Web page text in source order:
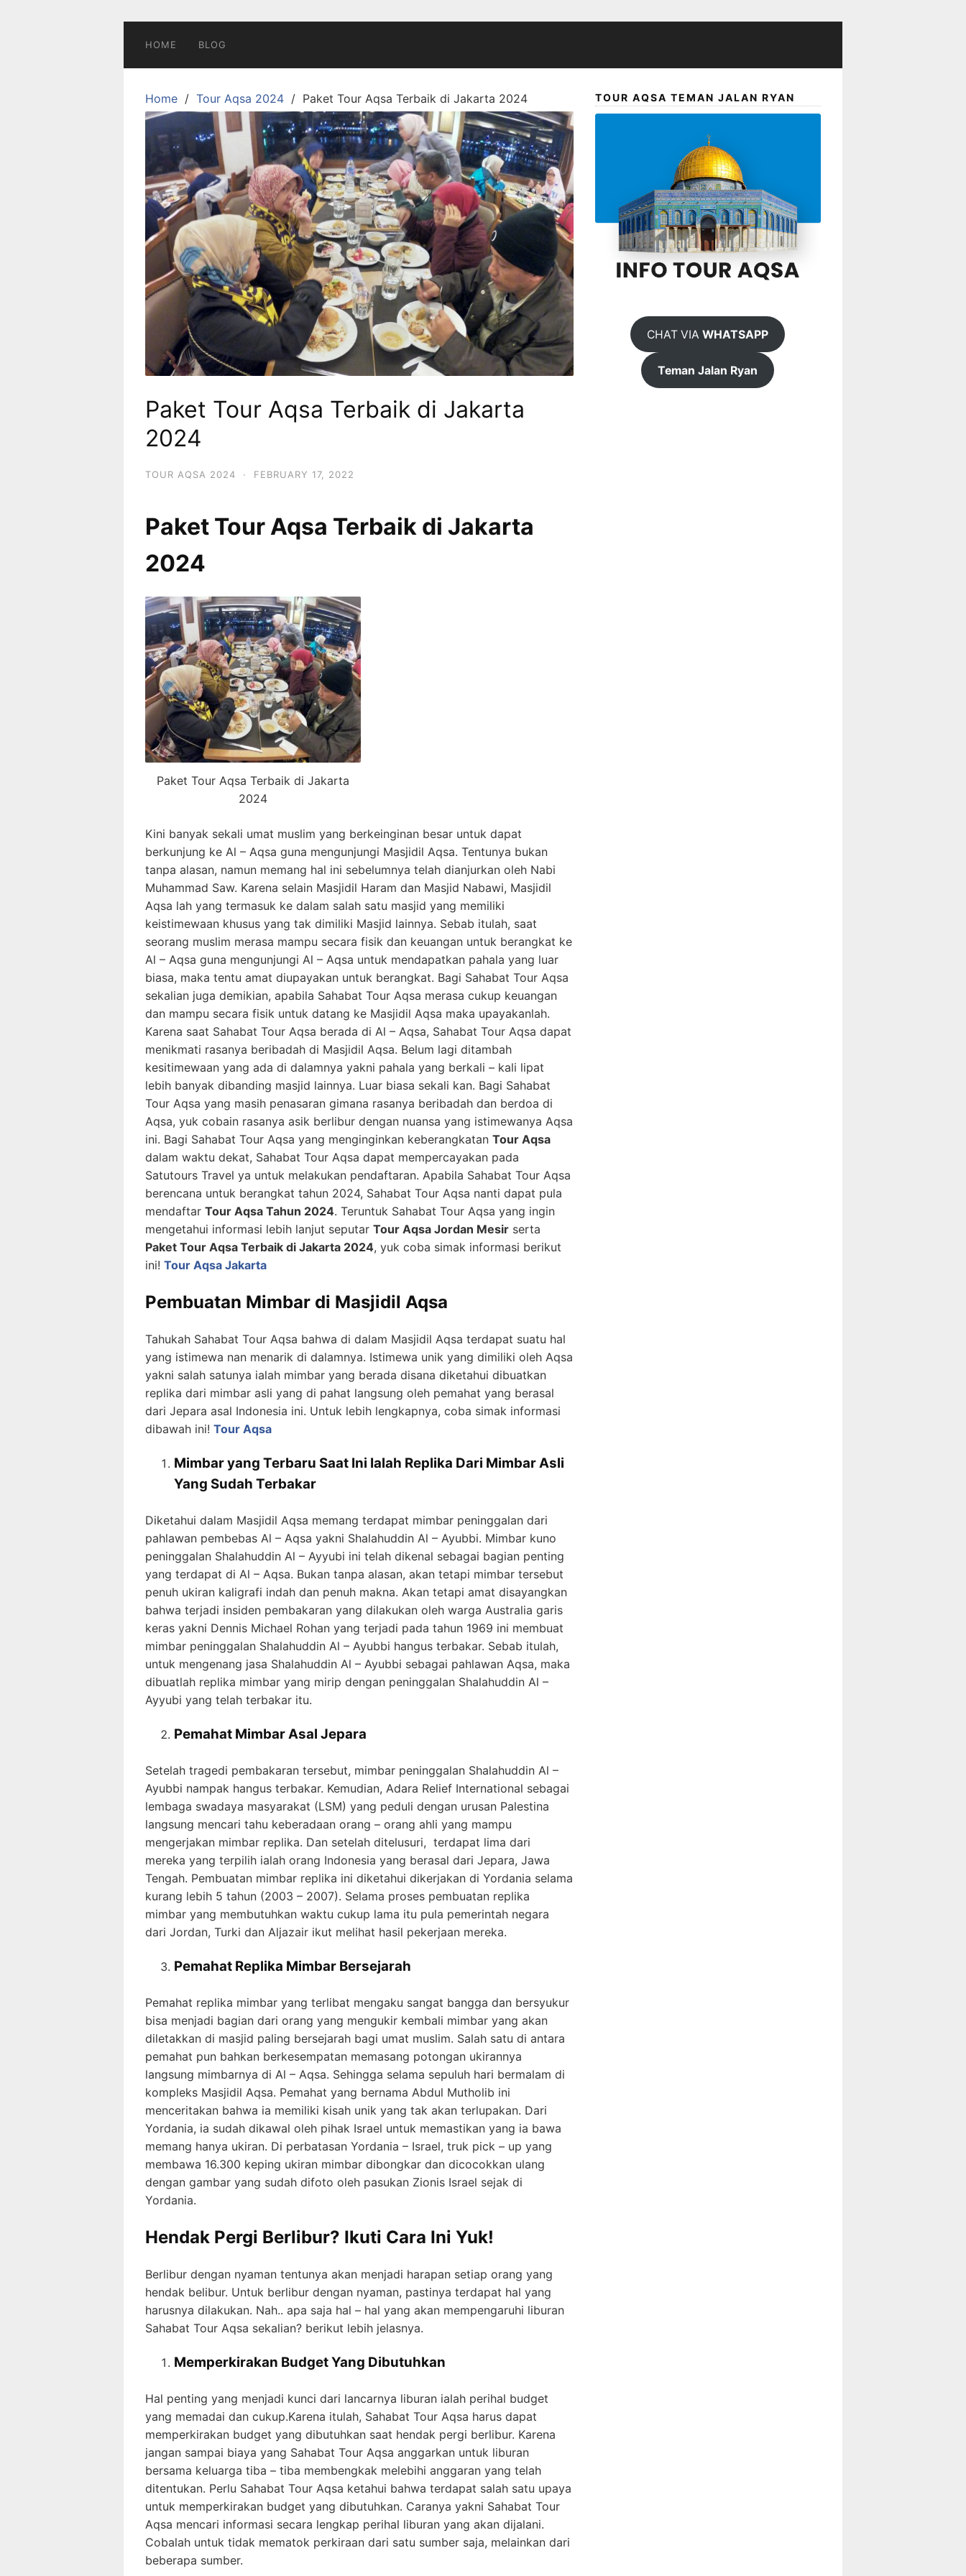
HOME BLOG
Home Tour Aqsa 2024 Paket Tour Aqsa Terbaik di Jakarta 2024
Paket Tour Aqsa Terbaik di Jakarta
2024
TOUR AQSA 2024 · FEBRUARY 17, 2022
Paket Tour Aqsa Terbaik di Jakarta
2024
Paket Tour Aqsa Terbaik di Jakarta
2024
Kini banyak sekali umat muslim yang berkeinginan besar untuk dapat
berkunjung ke Al – Aqsa guna mengunjungi Masjidil Aqsa. Tentunya bukan
tanpa alasan, namun memang hal ini sebelumnya telah dianjurkan oleh Nabi
Muhammad Saw. Karena selain Masjidil Haram dan Masjid Nabawi, Masjidil
Aqsa lah yang termasuk ke dalam salah satu masjid yang memiliki
keistimewaan khusus yang tak dimiliki Masjid lainnya. Sebab itulah, saat
seorang muslim merasa mampu secara fisik dan keuangan untuk berangkat ke
Al – Aqsa guna mengunjungi Al – Aqsa untuk mendapatkan pahala yang luar
biasa, maka tentu amat diupayakan untuk berangkat. Bagi Sahabat Tour Aqsa
sekalian juga demikian, apabila Sahabat Tour Aqsa merasa cukup keuangan
dan mampu secara fisik untuk datang ke Masjidil Aqsa maka upayakanlah.
Karena saat Sahabat Tour Aqsa berada di Al – Aqsa, Sahabat Tour Aqsa dapat
menikmati rasanya beribadah di Masjidil Aqsa. Belum lagi ditambah
kesitimewaan yang ada di dalamnya yakni pahala yang berkali – kali lipat
lebih banyak dibanding masjid lainnya. Luar biasa sekali kan. Bagi Sahabat
Tour Aqsa yang masih penasaran gimana rasanya beribadah dan berdoa di
Aqsa, yuk cobain rasanya asik berlibur dengan nuansa yang istimewanya Aqsa
ini. Bagi Sahabat Tour Aqsa yang menginginkan keberangkatan Tour Aqsa
dalam waktu dekat, Sahabat Tour Aqsa dapat mempercayakan pada
Satutours Travel ya untuk melakukan pendaftaran. Apabila Sahabat Tour Aqsa
berencana untuk berangkat tahun 2024, Sahabat Tour Aqsa nanti dapat pula
mendaftar Tour Aqsa Tahun 2024. Teruntuk Sahabat Tour Aqsa yang ingin
mengetahui informasi lebih lanjut seputar Tour Aqsa Jordan Mesir serta
Paket Tour Aqsa Terbaik di Jakarta 2024, yuk coba simak informasi berikut
ini! Tour Aqsa Jakarta
Pembuatan Mimbar di Masjidil Aqsa
Tahukah Sahabat Tour Aqsa bahwa di dalam Masjidil Aqsa terdapat suatu hal
yang istimewa nan menarik di dalamnya. Istimewa unik yang dimiliki oleh Aqsa
yakni salah satunya ialah mimbar yang berada disana diketahui dibuatkan
replika dari mimbar asli yang di pahat langsung oleh pemahat yang berasal
dari Jepara asal Indonesia ini. Untuk lebih lengkapnya, coba simak informasi
dibawah ini! Tour Aqsa
Mimbar yang Terbaru Saat Ini Ialah Replika Dari Mimbar Asli
Yang Sudah Terbakar
Diketahui dalam Masjidil Aqsa memang terdapat mimbar peninggalan dari
pahlawan pembebas Al – Aqsa yakni Shalahuddin Al – Ayubbi. Mimbar kuno
peninggalan Shalahuddin Al – Ayyubi ini telah dikenal sebagai bagian penting
yang terdapat di Al – Aqsa. Bukan tanpa alasan, akan tetapi mimbar tersebut
penuh ukiran kaligrafi indah dan penuh makna. Akan tetapi amat disayangkan
bahwa terjadi insiden pembakaran yang dilakukan oleh warga Australia garis
keras yakni Dennis Michael Rohan yang terjadi pada tahun 1969 ini membuat
mimbar peninggalan Shalahuddin Al – Ayubbi hangus terbakar. Sebab itulah,
untuk mengenang jasa Shalahuddin Al – Ayubbi sebagai pahlawan Aqsa, maka
dibuatlah replika mimbar yang mirip dengan peninggalan Shalahuddin Al –
Ayyubi yang telah terbakar itu.
Pemahat Mimbar Asal Jepara
Setelah tragedi pembakaran tersebut, mimbar peninggalan Shalahuddin Al –
Ayubbi nampak hangus terbakar. Kemudian, Adara Relief International sebagai
lembaga swadaya masyarakat (LSM) yang peduli dengan urusan Palestina
langsung mencari tahu keberadaan orang – orang ahli yang mampu
mengerjakan mimbar replika. Dan setelah ditelusuri, terdapat lima dari
mereka yang terpilih ialah orang Indonesia yang berasal dari Jepara, Jawa
Tengah. Pembuatan mimbar replika ini diketahui dikerjakan di Yordania selama
kurang lebih 5 tahun (2003 – 2007). Selama proses pembuatan replika
mimbar yang membutuhkan waktu cukup lama itu pula pemerintah negara
dari Jordan, Turki dan Aljazair ikut melihat hasil pekerjaan mereka.
Pemahat Replika Mimbar Bersejarah
Pemahat replika mimbar yang terlibat mengaku sangat bangga dan bersyukur
bisa menjadi bagian dari orang yang mengukir kembali mimbar yang akan
diletakkan di masjid paling bersejarah bagi umat muslim. Salah satu di antara
pemahat pun bahkan berkesempatan memasang potongan ukirannya
langsung mimbarnya di Al – Aqsa. Sehingga selama sepuluh hari bermalam di
kompleks Masjidil Aqsa. Pemahat yang bernama Abdul Mutholib ini
menceritakan bahwa ia memiliki kisah unik yang tak akan terlupakan. Dari
Yordania, ia sudah dikawal oleh pihak Israel untuk memastikan yang ia bawa
memang hanya ukiran. Di perbatasan Yordania – Israel, truk pick – up yang
membawa 16.300 keping ukiran mimbar dibongkar dan dicocokkan ulang
dengan gambar yang sudah difoto oleh pasukan Zionis Israel sejak di
Yordania.
Hendak Pergi Berlibur? Ikuti Cara Ini Yuk!
Berlibur dengan nyaman tentunya akan menjadi harapan setiap orang yang
hendak belibur. Untuk berlibur dengan nyaman, pastinya terdapat hal yang
harusnya dilakukan. Nah.. apa saja hal – hal yang akan mempengaruhi liburan
Sahabat Tour Aqsa sekalian? berikut lebih jelasnya.
Memperkirakan Budget Yang Dibutuhkan
Hal penting yang menjadi kunci dari lancarnya liburan ialah perihal budget
yang memadai dan cukup.Karena itulah, Sahabat Tour Aqsa harus dapat
memperkirakan budget yang dibutuhkan saat hendak pergi berlibur. Karena
jangan sampai biaya yang Sahabat Tour Aqsa anggarkan untuk liburan
bersama keluarga tiba – tiba membengkak melebihi anggaran yang telah
ditentukan. Perlu Sahabat Tour Aqsa ketahui bahwa terdapat salah satu upaya
untuk memperkirakan budget yang dibutuhkan. Caranya yakni Sahabat Tour
Aqsa mencari informasi secara lengkap perihal liburan yang akan dijalani.
Cobalah untuk tidak mematok perkiraan dari satu sumber saja, melainkan dari
beberapa sumber.
TOUR AQSA TEMAN JALAN RYAN
CHAT VIAWHATSAPP
Teman Jalan Ryan